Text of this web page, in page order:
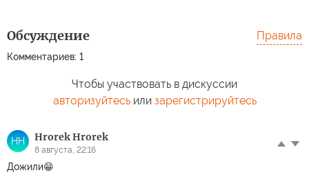
Обсуждение
Комментариев: 1
Чтобы участвовать в дискуссии
HH Hrorek Hrorek
8 августа, 22:16